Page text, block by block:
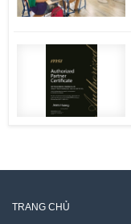
TRANG CHỦ